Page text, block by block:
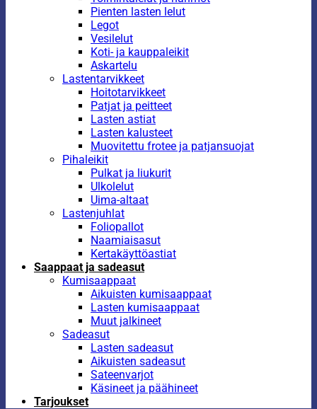
Pienten lasten lelut
Legot
Vesilelut
Koti- ja kauppaleikit
Askartelu
Lastentarvikkeet
Hoitotarvikkeet
Patjat ja peitteet
Lasten astiat
Lasten kalusteet
Muovitettu frotee ja patjansuojat
Pihaleikit
Pulkat ja liukurit
Ulkolelut
Uima-altaat
Lastenjuhlat
Foliopallot
Naamiaisasut
Kertakäyttöastiat
Saappaat ja sadeasut
Kumisaappaat
Aikuisten kumisaappaat
Lasten kumisaappaat
Muut jalkineet
Sadeasut
Lasten sadeasut
Aikuisten sadeasut
Sateenvarjot
Käsineet ja päähineet
Tarjoukset